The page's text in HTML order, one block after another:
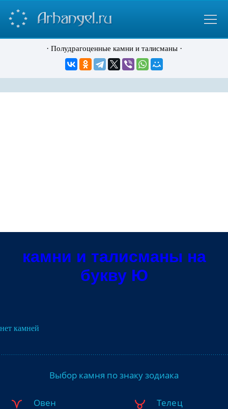
· Полудрагоценные камни и талисманы·
камни и талисманы на
букву Ю
нет камней
Выбор камня по знаку зодиака
Овен Телец